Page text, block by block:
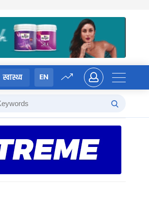
स्वास्थ्य EN